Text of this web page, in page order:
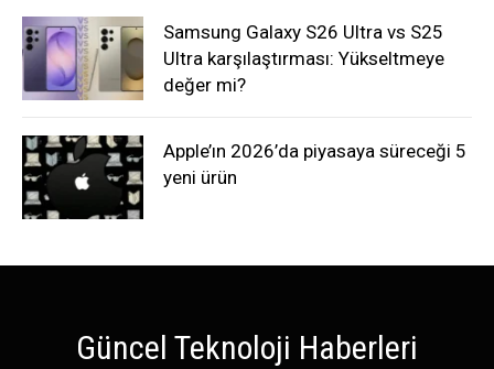
Samsung Galaxy S26 Ultra vs S25
Ultra karşılaştırması: Yükseltmeye
değer mi?
Apple’ın 2026’da piyasaya süreceği 5
yeni ürün
Güncel Teknoloji Haberleri